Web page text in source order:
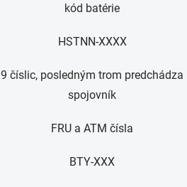
kód batérie
HSTNN-XXXX
9 číslic, posledným trom predchádza
spojovník
FRU a ATM čísla
BTY-XXX